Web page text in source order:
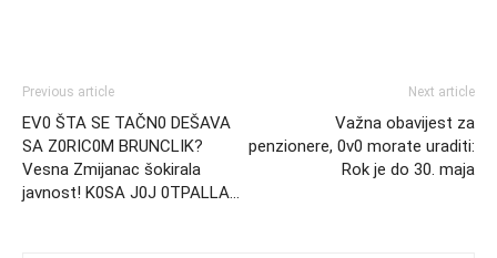
Previous article
EV0 ŠTA SE TAČN0 DEŠAVA
SA Z0RIC0M BRUNCLIK?
Vesna Zmijanac šokirala
javnost! K0SA J0J 0TPALLA…
Next article
Važna obavijest za
penzionere, 0v0 morate uraditi:
Rok je do 30. maja